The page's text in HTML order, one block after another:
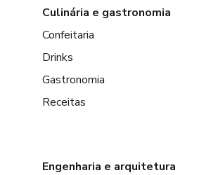
Culinária e gastronomia
Confeitaria
Drinks
Gastronomia
Receitas
Engenharia e arquitetura